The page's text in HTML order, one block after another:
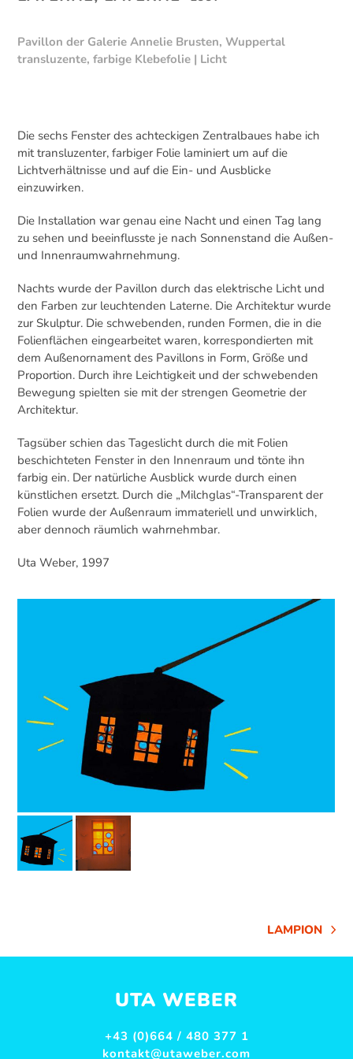
Pavillon der Galerie Annelie Brusten, Wuppertal
transluzente, farbige Klebefolie | Licht
Die sechs Fenster des achteckigen Zentralbaues habe ich
mit transluzenter, farbiger Folie laminiert um auf die
Lichtverhältnisse und auf die Ein- und Ausblicke
einzuwirken.
Die Installation war genau eine Nacht und einen Tag lang
zu sehen und beeinflusste je nach Sonnenstand die Außen-
und Innenraumwahrnehmung.
Nachts wurde der Pavillon durch das elektrische Licht und
den Farben zur leuchtenden Laterne. Die Architektur wurde
zur Skulptur. Die schwebenden, runden Formen, die in die
Folienflächen eingearbeitet waren, korrespondierten mit
dem Außenornament des Pavillons in Form, Größe und
Proportion. Durch ihre Leichtigkeit und der schwebenden
Bewegung spielten sie mit der strengen Geometrie der
Architektur.
Tagsüber schien das Tageslicht durch die mit Folien
beschichteten Fenster in den Innenraum und tönte ihn
farbig ein. Der natürliche Ausblick wurde durch einen
künstlichen ersetzt. Durch die „Milchglas“-Transparent der
Folien wurde der Außenraum immateriell und unwirklich,
aber dennoch räumlich wahrnehmbar.
Uta Weber, 1997
NÄCHSTER
BEITRAG:
LAMPION
UTA WEBER
+43 (0)664 / 480 377 1
kontakt@utaweber.com